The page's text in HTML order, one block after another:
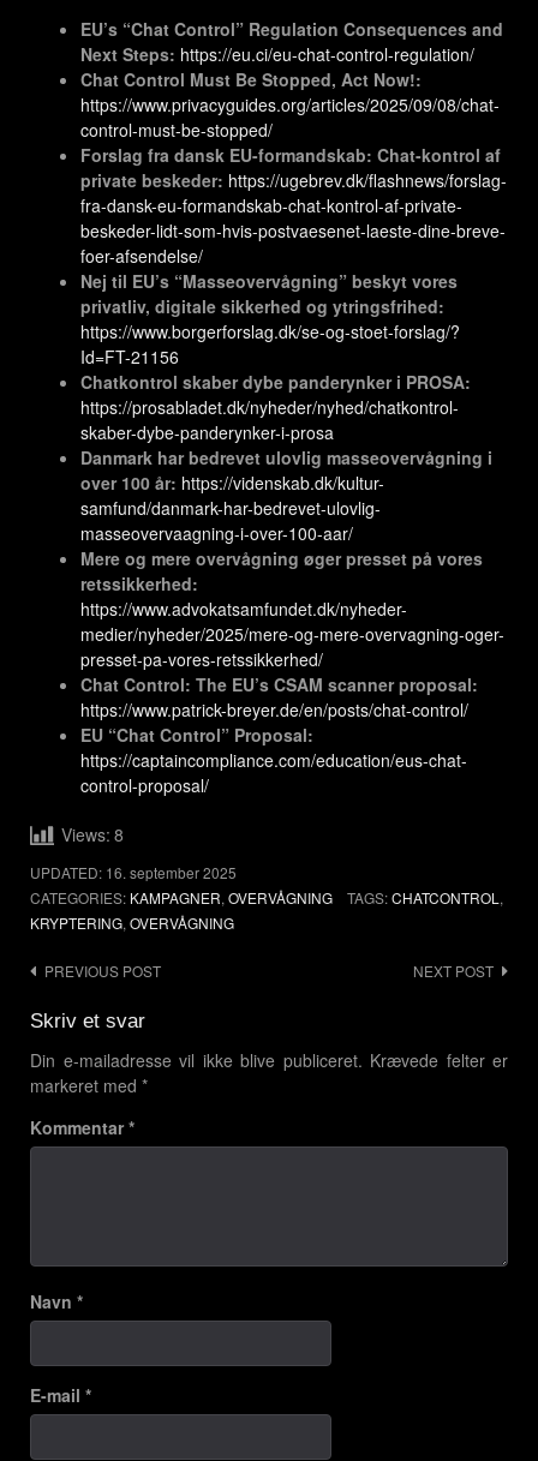
EU’s “Chat Control” Regulation Consequences and
Next Steps: https://eu.ci/eu-chat-control-regulation/
Chat Control Must Be Stopped, Act Now!:
https://www.privacyguides.org/articles/2025/09/08/chat-
control-must-be-stopped/
Forslag fra dansk EU-formandskab: Chat-kontrol af
private beskeder: https://ugebrev.dk/flashnews/forslag-
fra-dansk-eu-formandskab-chat-kontrol-af-private-
beskeder-lidt-som-hvis-postvaesenet-laeste-dine-breve-
foer-afsendelse/
Nej til EU’s “Masseovervågning” beskyt vores
privatliv, digitale sikkerhed og ytringsfrihed:
https://www.borgerforslag.dk/se-og-stoet-forslag/?
Id=FT-21156
Chatkontrol skaber dybe panderynker i PROSA:
https://prosabladet.dk/nyheder/nyhed/chatkontrol-
skaber-dybe-panderynker-i-prosa
Danmark har bedrevet ulovlig masseovervågning i
over 100 år: https://videnskab.dk/kultur-
samfund/danmark-har-bedrevet-ulovlig-
masseovervaagning-i-over-100-aar/
Mere og mere overvågning øger presset på vores
retssikkerhed:
https://www.advokatsamfundet.dk/nyheder-
medier/nyheder/2025/mere-og-mere-overvagning-oger-
presset-pa-vores-retssikkerhed/
Chat Control: The EU’s CSAM scanner proposal:
https://www.patrick-breyer.de/en/posts/chat-control/
EU “Chat Control” Proposal:
https://captaincompliance.com/education/eus-chat-
control-proposal/
Views: 8
UPDATED: 16. september 2025
CATEGORIES: KAMPAGNER, OVERVÅGNING TAGS:CHATCONTROL ,
KRYPTERING, OVERVÅGNING
Post
PREVIOUS POST NEXT POST
Skriv et svar
Din e-mailadresse vil ikke blive publiceret. Krævede felter er
markeret med *
Kommentar*
Navn *
E-mail *